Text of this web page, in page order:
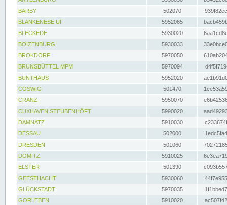
BARBY
502070
BLANKENESE UF
5952065
BLECKEDE
5930020
BOIZENBURG
5930033
BROKDORF
5970050
BRUNSBÜTTEL MPM
5970094
BUNTHAUS
5952020
COSWIG
501470
CRANZ
5950070
CUXHAVEN STEUBENHÖFT
5990020
DAMNATZ
5910030
DESSAU
502000
DRESDEN
501060
DÖMITZ
5910025
ELSTER
501390
GEESTHACHT
5930060
GLÜCKSTADT
5970035
GORLEBEN
5910020